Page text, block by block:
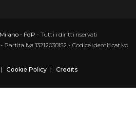
- FdP - Tutti i diritti riservati
Partita Iva 13212030152 - Codice Identificativo
Cookie Policy Credits